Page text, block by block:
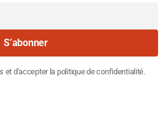
S’abonner
et d'accepter la politique de confidentialité.